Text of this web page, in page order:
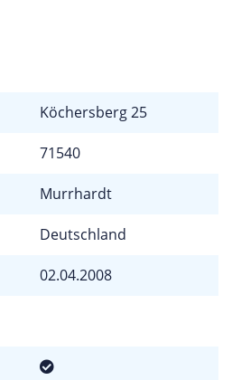
Köchersberg 25
71540
Murrhardt
Deutschland
02.04.2008